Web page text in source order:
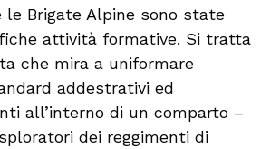
le Brigate Alpine sono state
attività formative. Si tratta
che mira a uniformare
addestrativi ed
all’interno di un comparto –
dei reggimenti di